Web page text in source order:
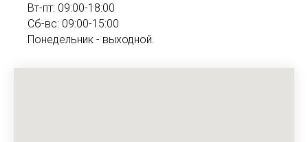
Вт-пт: 09:00-18:00
Сб-вс: 09:00-15:00
Понедельник - выходной.